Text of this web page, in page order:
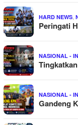
HARD NEWS
Peringati
NASIONAL -
NASIONAL -
Gandeng